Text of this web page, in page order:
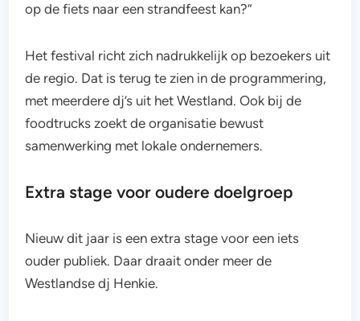
op de fiets naar een strandfeest kan?”
Het festival richt zich nadrukkelijk op bezoekers uit
de regio. Dat is terug te zien in de programmering,
met meerdere dj’s uit het Westland. Ook bij de
foodtrucks zoekt de organisatie bewust
samenwerking met lokale ondernemers.
Extra stage voor oudere doelgroep
Nieuw dit jaar is een extra stage voor een iets
ouder publiek. Daar draait onder meer de
Westlandse dj Henkie.